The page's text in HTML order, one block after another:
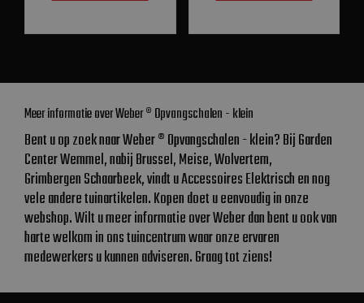
Meer informatie over Weber ® Opvangschalen - klein
Bent u op zoek naar Weber ® Opvangschalen - klein? Bij Garden
Center Wemmel, nabij Brussel, Meise, Wolvertem,
Grimbergen Schaarbeek, vindt u Accessoires Elektrisch en nog
vele andere tuinartikelen. Kopen doet u eenvoudig in onze
webshop. Wilt u meer informatie over Weber dan bent u ook van
harte welkom in ons tuincentrum waar onze ervaren
medewerkers u kunnen adviseren. Graag tot ziens!